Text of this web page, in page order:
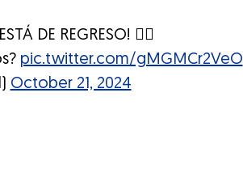
DE REGRESO! ❤️‍🔥
pic.twitter.com/gMGMCr2VeO
October 21, 2024